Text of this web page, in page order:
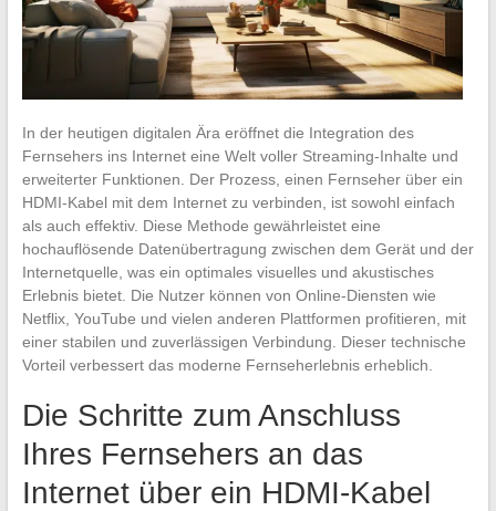
In der heutigen digitalen Ära eröffnet die Integration des
Fernsehers ins Internet eine Welt voller Streaming-Inhalte und
erweiterter Funktionen. Der Prozess, einen Fernseher über ein
HDMI-Kabel mit dem Internet zu verbinden, ist sowohl einfach
als auch effektiv. Diese Methode gewährleistet eine
hochauflösende Datenübertragung zwischen dem Gerät und der
Internetquelle, was ein optimales visuelles und akustisches
Erlebnis bietet. Die Nutzer können von Online-Diensten wie
Netflix, YouTube und vielen anderen Plattformen profitieren, mit
einer stabilen und zuverlässigen Verbindung. Dieser technische
Vorteil verbessert das moderne Fernseherlebnis erheblich.
Die Schritte zum Anschluss
Ihres Fernsehers an das
Internet über ein HDMI-Kabel